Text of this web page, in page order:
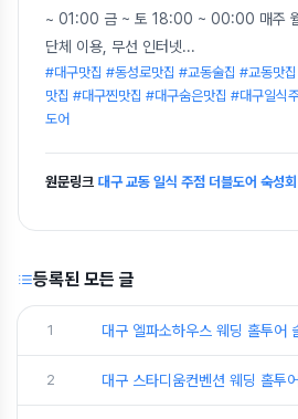
~ 01:00 금 ~ 토 18:00 ~ 00:00 매주 월
단체 이용, 무선 인터넷...
#대구맛집 #동성로맛집 #교동술집 #교동맛
맛집 #대구찐맛집 #대구숨은맛집 #대구일식
도어
원문링크 대구 교동 일식 주점 더블도어 숙성
등록된 모든 글
1 대구 엘파소하우스 웨딩 홀투어
2 대구 스타디움컨벤션 웨딩 홀투